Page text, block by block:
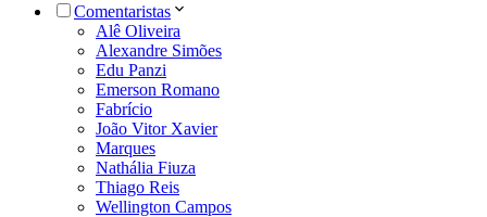
Comentaristas
Alê Oliveira
Alexandre Simões
Edu Panzi
Emerson Romano
Fabrício
João Vitor Xavier
Marques
Nathália Fiuza
Thiago Reis
Wellington Campos